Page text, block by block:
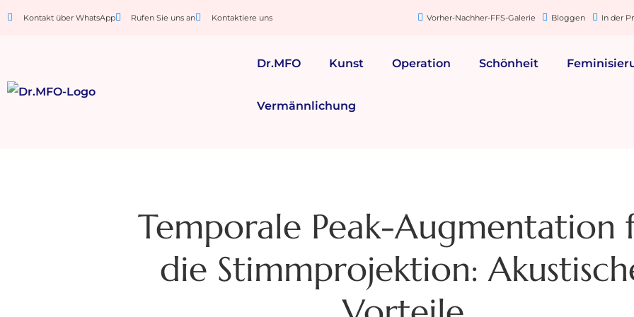
Kontakt über WhatsApp Rufen Sie uns an Kontaktiere uns Vorher-Nachher-FFS-Galerie Bloggen In der
Dr.MFO Kunst Operation Schönheit
Vermännlichung
Temporale Peak-Augmentation
die Stimmprojektion: